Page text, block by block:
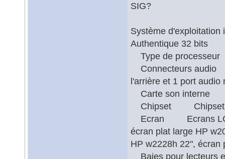
SIG?
Système
Authentique 32 bits
Type de
Connecteurs audio
l'arrière et 1 port
Carte son interne
Chipset Chipset
Ecran Ecrans LCD
écran plat large HP
HP w2228h 22",
Baies pour lecteurs